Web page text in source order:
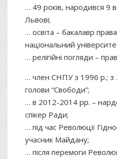
… 49 років, народився 9
Львові;
… освіта – бакалавр
національний
… релігійні погляди –
… член СНПУ з 1996 р.; з
голови “Свободи”;
… в 2012-2014 рр. –
спікер Ради;
… під час Революції
учасник Майдану;
… після перемоги